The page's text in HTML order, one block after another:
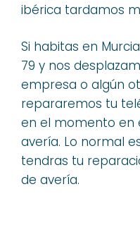
ibérica tardamos
Si habitas en
79 y nos
empresa o algún
repararemos tu
en el momento en
avería. Lo normal
tendras tu
de avería.